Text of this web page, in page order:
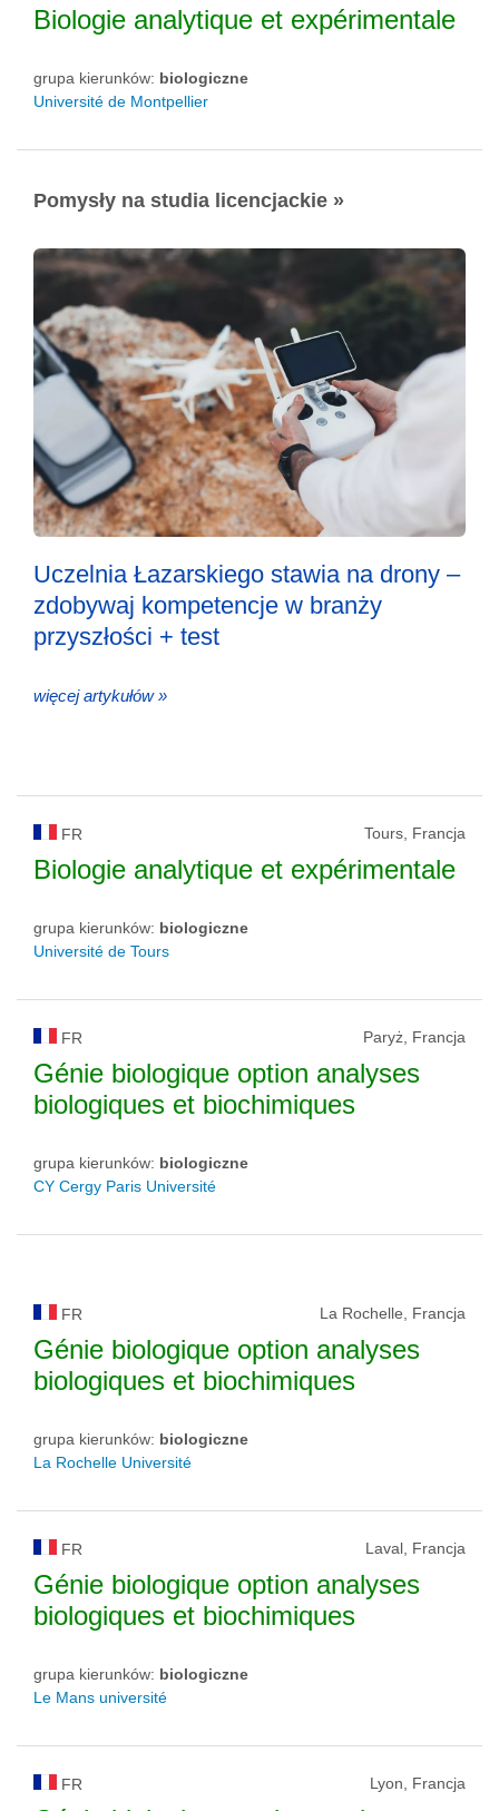
Biologie analytique et expérimentale
grupa kierunków: biologiczne
Université de Montpellier
Pomysły na studia licencjackie »
Uczelnia Łazarskiego stawia na drony –
zdobywaj kompetencje w branży
przyszłości + test
więcej artykułów »
FR Tours, Francja
Biologie analytique et expérimentale
grupa kierunków: biologiczne
Université de Tours
FR Paryż, Francja
Génie biologique option analyses
biologiques et biochimiques
grupa kierunków: biologiczne
CY Cergy Paris Université
FR La Rochelle, Francja
Génie biologique option analyses
biologiques et biochimiques
grupa kierunków: biologiczne
La Rochelle Université
FR Laval, Francja
Génie biologique option analyses
biologiques et biochimiques
grupa kierunków: biologiczne
Le Mans université
FR Lyon, Francja